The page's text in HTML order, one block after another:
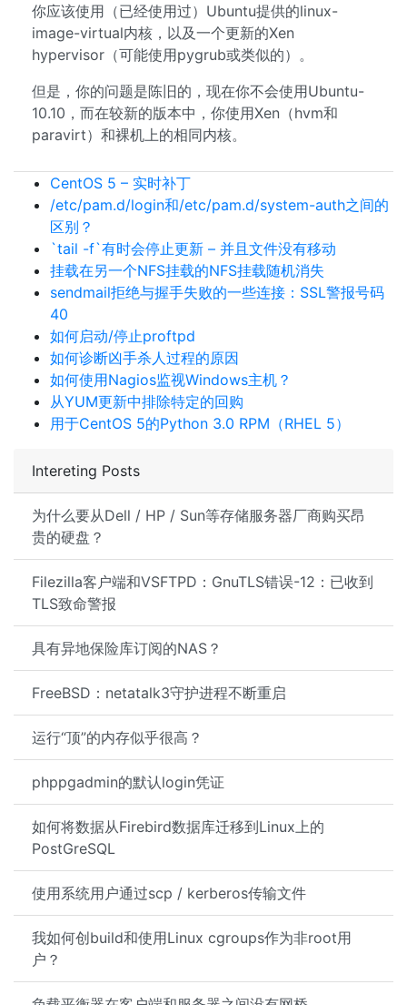
Intereting Posts
为什么要从Dell / HP / Sun等存储服务器厂商购买昂
贵的硬盘？
Filezilla客户端和VSFTPD：GnuTLS错误-12：已收到
TLS致命警报
具有异地保险库订阅的NAS？
FreeBSD：netatalk3守护进程不断重启
运行“顶”的内存似乎很高？
phppgadmin的默认login凭证
如何将数据从Firebird数据库迁移到Linux上的
PostGreSQL
使用系统用户通过scp / kerberos传输文件
我如何创build和使用Linux cgroups作为非root用
户？
你应该使用（已经使用过）Ubuntu提供的linux-
image-virtual内核，以及一个更新的Xen
hypervisor（可能使用pygrub或类似的）。
但是，你的问题是陈旧的，现在你不会使用Ubuntu-
10.10，而在较新的版本中，你使用Xen（hvm和
paravirt）和裸机上的相同内核。
CentOS 5 – 实时补丁
/etc/pam.d/login和/etc/pam.d/system-auth之间的
区别？
`tail -f`有时会停止更新 – 并且文件没有移动
挂载在另一个NFS挂载的NFS挂载随机消失
sendmail拒绝与握手失败的一些连接：SSL警报号码
40
如何启动/停止proftpd
如何诊断凶手杀人过程的原因
如何使用Nagios监视Windows主机？
从YUM更新中排除特定的回购
用于CentOS 5的Python 3.0 RPM（RHEL 5）